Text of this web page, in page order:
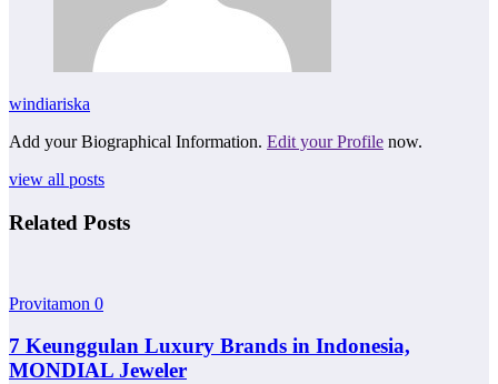
windiariska
Add your Biographical Information. Edit your Profile now.
view all posts
Related Posts
Provitamon 0
7 Keunggulan Luxury Brands in Indonesia,
MONDIAL Jeweler